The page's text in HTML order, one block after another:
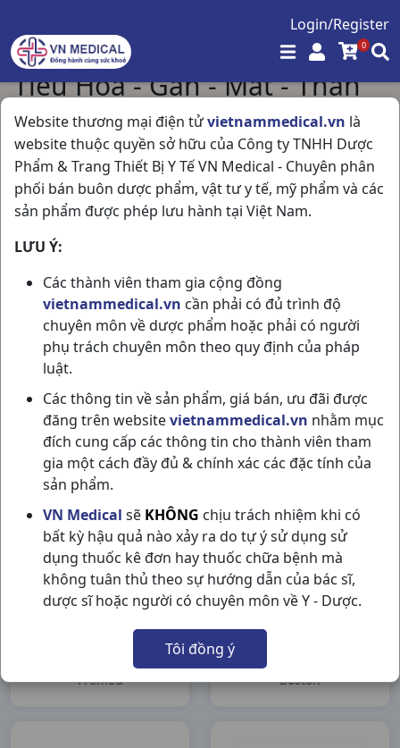
Login/Register
0
Website thương mại điện tửvietnammedical.vn là
website thuộc quyền sở hữu của Công ty TNHH Dược
Phẩm & Trang Thiết Bị Y Tế VN Medical - Chuyên phân
phối bán buôn dược phẩm, vật tư y tế, mỹ phẩm và các
sản phẩm được phép lưu hành tại Việt Nam.
LƯU Ý:
Các thành viên tham gia cộng đồng
vietnammedical.vn cần phải có đủ trình độ
chuyên môn về dược phẩm hoặc phải có người
phụ trách chuyên môn theo quy định của pháp
luật.
Các thông tin về sản phẩm, giá bán, ưu đãi được
đăng trên websitevietnammedical.vn nhằm mục
đích cung cấp các thông tin cho thành viên tham
gia một cách đầy đủ & chính xác các đặc tính của
sản phẩm.
VN Medical sẽ KHÔNG chịu trách nhiệm khi có
bất kỳ hậu quả nào xảy ra do tự ý sử dụng sử
dụng thuốc kê đơn hay thuốc chữa bệnh mà
không tuân thủ theo sự hướng dẫn của bác sĩ,
dược sĩ hoặc người có chuyên môn về Y - Dược.
Tôi đồng ý
Tiêu Hóa - Gan - Mật - Thận
Trang chủ / Tiêu Hóa - Gan - Mật - Thận
Hiển thị 36 / 544 sản phẩm
Kagasdin 20mg
H100vna (Khapharco)
(Hộp)
Khapharco
Nic-Spa H50vn Nic
Pharma
Nic Pharma
Medcirca H1V Fremed
Fremed
Imoboston Loperamid
Boston
Boston